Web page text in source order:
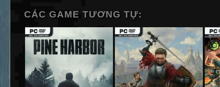
CÁC GAME TƯƠNG TỰ: